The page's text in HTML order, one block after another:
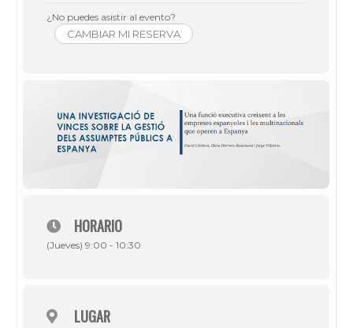
¿No puedes asistir al evento?
CAMBIAR MI RESERVA
HORARIO
(Jueves) 9:00 - 10:30
LUGAR